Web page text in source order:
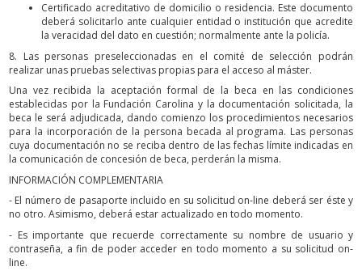
Certificado acreditativo de domicilio o residencia. Este documento
deberá solicitarlo ante cualquier entidad o institución que acredite
la veracidad del dato en cuestión; normalmente ante la policía.
8. Las personas preseleccionadas en el comité de selección podrán
realizar unas pruebas selectivas propias para el acceso al máster.
Una vez recibida la aceptación formal de la beca en las condiciones
establecidas por la Fundación Carolina y la documentación solicitada, la
beca le será adjudicada, dando comienzo los procedimientos necesarios
para la incorporación de la persona becada al programa. Las personas
cuya documentación no se reciba dentro de las fechas límite indicadas en
la comunicación de concesión de beca, perderán la misma.
INFORMACIÓN COMPLEMENTARIA
- El número de pasaporte incluido en su solicitud on-line deberá ser éste y
no otro. Asimismo, deberá estar actualizado en todo momento.
- Es importante que recuerde correctamente su nombre de usuario y
contraseña, a fin de poder acceder en todo momento a su solicitud on-
line.